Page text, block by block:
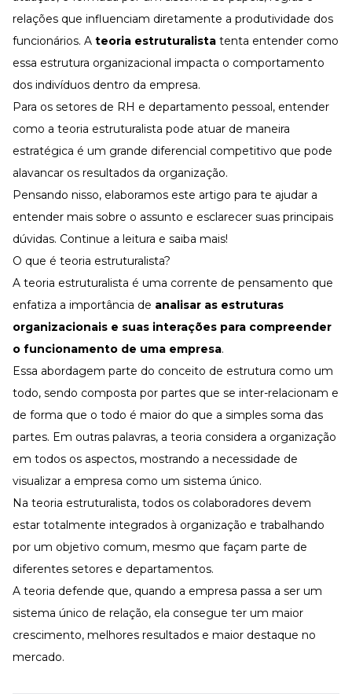
Desenvolva a sua equipe
Materiais Gratuitos
Confira nossos materiais
E-book
Aprofunde seu conhecimento
Ferramentas e Templates
Para agilizar o seu trabalho
Infográfico
Conteúdo prático e rápido
Kits
Materiais centralizados
Lives
relações que influenciam diretamente a produtividade dos
funcionários. A teoria estruturalista tenta entender como
essa estrutura organizacional impacta o comportamento
dos indivíduos dentro da empresa.
Para os setores de RH e departamento pessoal, entender
como a teoria estruturalista pode atuar de maneira
estratégica é um grande diferencial competitivo que pode
alavancar os resultados da organização.
Pensando nisso, elaboramos este artigo para te ajudar a
entender mais sobre o assunto e esclarecer suas principais
dúvidas. Continue a leitura e saiba mais!
O que é teoria estruturalista?
A teoria estruturalista é uma corrente de pensamento que
enfatiza a importância de analisar as estruturas
organizacionais e suas interações para compreender
o funcionamento de uma empresa.
Essa abordagem parte do conceito de estrutura como um
todo, sendo composta por partes que se inter-relacionam e
de forma que o todo é maior do que a simples soma das
partes. Em outras palavras, a teoria considera a organização
em todos os aspectos, mostrando a necessidade de
visualizar a empresa como um sistema único.
Na teoria estruturalista, todos os colaboradores devem
estar totalmente integrados à organização e trabalhando
por um objetivo comum, mesmo que façam parte de
diferentes setores e departamentos.
A teoria defende que, quando a empresa passa a ser um
sistema único de relação, ela consegue ter um maior
crescimento, melhores resultados e maior destaque no
mercado.